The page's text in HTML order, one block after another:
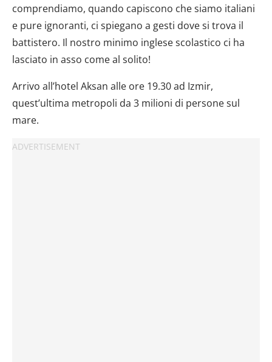
comprendiamo, quando capiscono che siamo italiani
e pure ignoranti, ci spiegano a gesti dove si trova il
battistero. Il nostro minimo inglese scolastico ci ha
lasciato in asso come al solito!
Arrivo all’hotel Aksan alle ore 19.30 ad Izmir,
quest’ultima metropoli da 3 milioni di persone sul
mare.